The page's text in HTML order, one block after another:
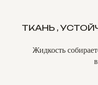
ТКАНЬ ,
Жидкость